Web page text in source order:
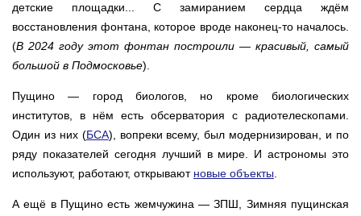
детские площадки... С замиранием сердца ждём
восстановления фонтана, которое вроде наконец-то началось.
(В 2024 году этот фонтан построили — красивый, самый
большой в Подмосковье).
Пущино — город биологов, но кроме биологических
институтов, в нём есть обсерватория с радиотелескопами.
Один из них (БСА), вопреки всему, был модернизирован, и по
ряду показателей cегодня лучший в мире. И астрономы это
используют, работают, открывают новые объекты
А ещё в Пущино есть жемчужина — ЗПШ, Зимняя пущинская